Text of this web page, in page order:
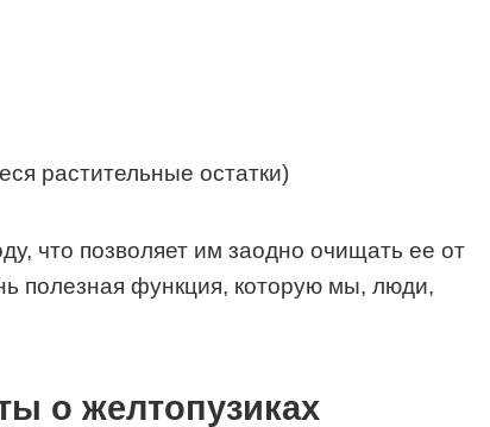
растительные остатки)
что позволяет им заодно очищать ее от
полезная функция, которую мы, люди,
о желтопузиках